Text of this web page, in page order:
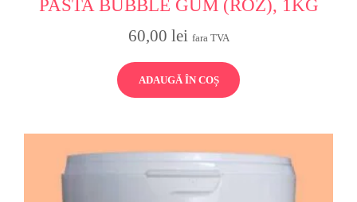
PASTA BUBBLE GUM (ROZ), 1KG
60,00 lei fara TVA
ADAUGĂ ÎN COȘ